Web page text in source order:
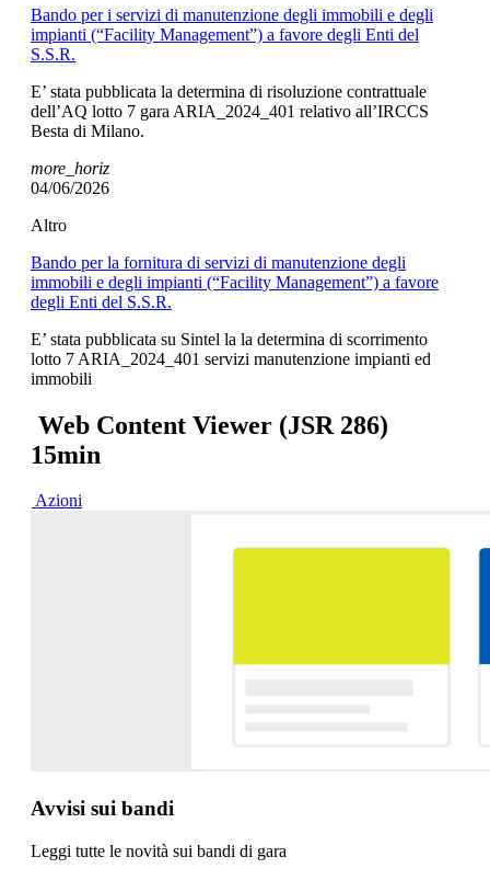
Bando per i servizi di manutenzione degli immobili e degli
impianti (“Facility Management”) a favore degli Enti del
S.S.R.
E’ stata pubblicata la determina di risoluzione contrattuale
dell’AQ lotto 7 gara ARIA_2024_401 relativo all’IRCCS
Besta di Milano.
more_horiz
04/06/2026
Altro
Bando per la fornitura di servizi di manutenzione degli
immobili e degli impianti (“Facility Management”) a favore
degli Enti del S.S.R.
E’ stata pubblicata su Sintel la la determina di scorrimento
lotto 7 ARIA_2024_401 servizi manutenzione impianti ed
immobili
Web Content Viewer (JSR 286)
15min
Azioni
Avvisi sui bandi
Leggi tutte le novità sui bandi di gara